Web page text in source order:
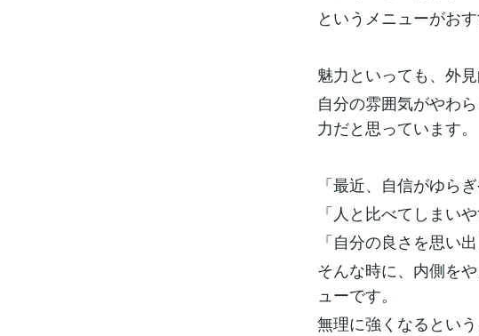
というメニューがおす
魅力といっても、外
自分の雰囲気がやわ
力だと思っています。
「最近、自信がゆらぎ
「人と比べてしまいや
「自分の良さを思い出
そんな時に、内側を
ューです。
無理に強くなるとい